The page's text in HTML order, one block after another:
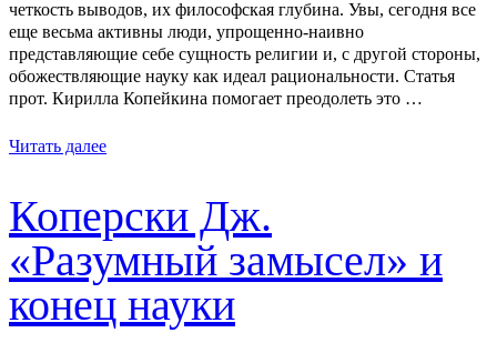
четкость выводов, их философская глубина. Увы, сегодня все
еще весьма активны люди, упрощенно-наивно
представляющие себе сущность религии и, с другой стороны,
обожествляющие науку как идеал рациональности. Статья
прот. Кирилла Копейкина помогает преодолеть это …
Читать далее
Коперски Дж.
«Разумный замысел» и
конец науки